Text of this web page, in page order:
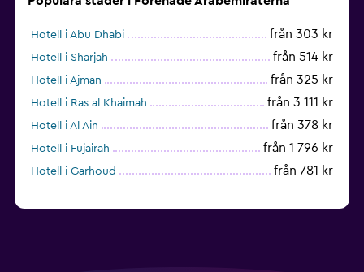
Hotell i Abu Dhabi från 303 kr
Hotell i Sharjah från 514 kr
Hotell i Ajman från 325 kr
Hotell i Ras al Khaimah från 3 111 kr
Hotell i Al Ain från 378 kr
Hotell i Fujairah från 1 796 kr
Hotell i Garhoud från 781 kr